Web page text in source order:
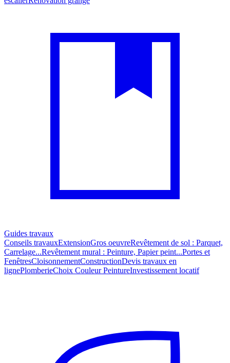
Guides travaux
Conseils travauxExtensionGros oeuvreRevêtement de sol : Parquet,
Carrelage...Revêtement mural : Peinture, Papier peint...Portes et
FenêtresCloisonnementConstructionDevis travaux en
lignePlomberieChoix Couleur PeintureInvestissement locatif